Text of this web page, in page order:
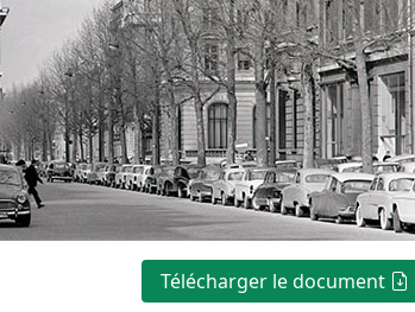
Télécharger le document